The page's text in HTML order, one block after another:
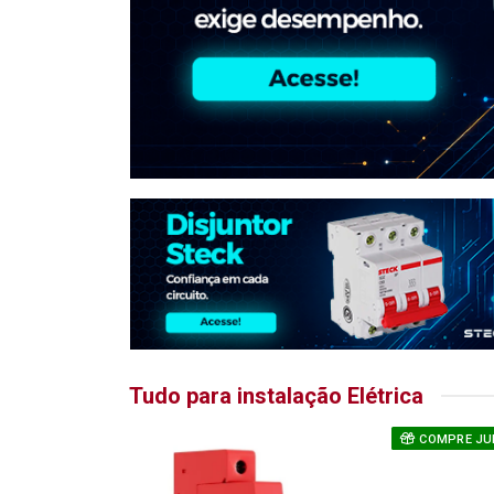
Tudo para instalação Elétrica
COMPRE